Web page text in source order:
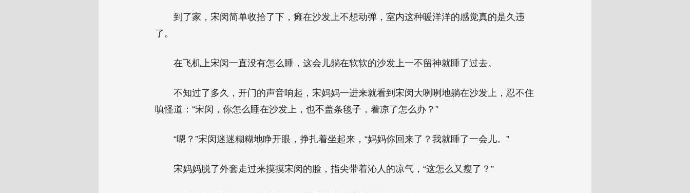
到了家，宋闵简单收拾了下，瘫在沙发上不想动弹，室内这种暖洋洋的感觉真的是久违
了。
在飞机上宋闵一直没有怎么睡，这会儿躺在软软的沙发上一不留神就睡了过去。
不知过了多久，开门的声音响起，宋妈妈一进来就看到宋闵大咧咧地躺在沙发上，忍不住
嗔怪道：“宋闵，你怎么睡在沙发上，也不盖条毯子，着凉了怎么办？”
“嗯？”宋闵迷迷糊糊地睁开眼，挣扎着坐起来，“妈妈你回来了？我就睡了一会儿。”
宋妈妈脱了外套走过来摸摸宋闵的脸，指尖带着沁人的凉气，“这怎么又瘦了？”